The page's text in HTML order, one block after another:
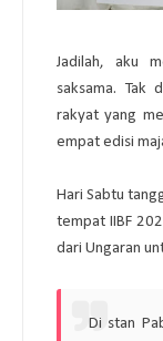
Jadilah, aku
saksama. Tak
rakyat yang
empat edisi
Hari Sabtu
tempat IIBF
dari Ungaran
Di stan